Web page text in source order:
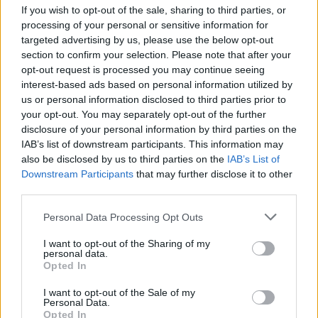
If you wish to opt-out of the sale, sharing to third parties, or
processing of your personal or sensitive information for
targeted advertising by us, please use the below opt-out
section to confirm your selection. Please note that after your
opt-out request is processed you may continue seeing
interest-based ads based on personal information utilized by
us or personal information disclosed to third parties prior to
your opt-out. You may separately opt-out of the further
disclosure of your personal information by third parties on the
IAB’s list of downstream participants. This information may
also be disclosed by us to third parties on the IAB’s List of
Downstream Participants that may further disclose it to other
Personal Data Processing Opt Outs
I want to opt-out of the Sharing of my
personal data.
Opted In
I want to opt-out of the Sale of my
Personal Data.
Opted In
23:15
Οι ΗΠΑ αναστέλλουν τις εισαγωγές από τον μεγαλύτερο
παραγωγό αβοκάντο του Μεξικού
ΠΕΡΙΣΣΟΤΕΡΑ
ΣΧΕΤΙΚA AΡΘΡΑ
Τα πρωτοσέλιδα των εφημερίδων
ΕΛΛAΔΑ 07:33
Τα πρωτοσέλιδα των εφημερίδων
Τα πρωτοσέλιδα των